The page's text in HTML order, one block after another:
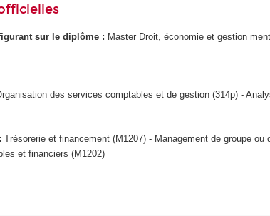
sur le diplôme : Master Droit, économie et gestion
des services comptables et de gestion (314p) -
:Trésorerie et financement (M1207) - Management de groupe
et financiers (M1202)